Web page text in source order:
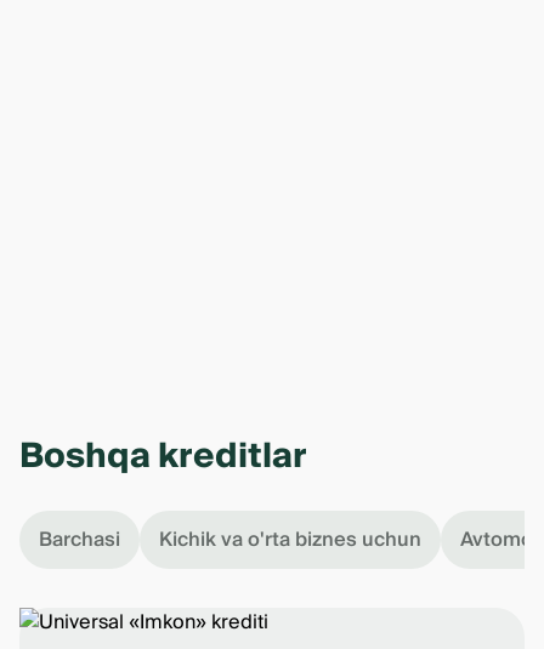
Boshqa kreditlar
Barchasi Kichik va o'rta biznes uchun